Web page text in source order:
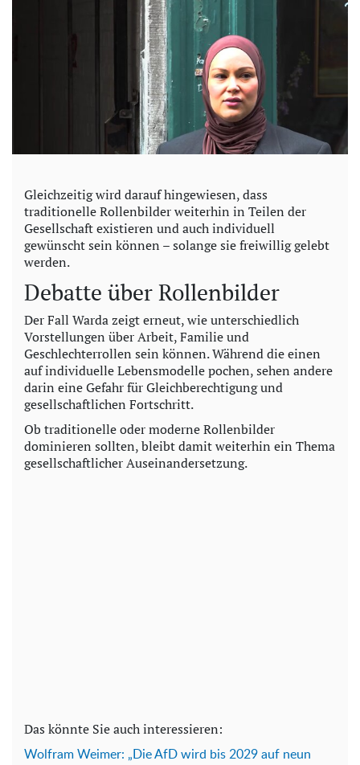
Gleichzeitig wird darauf hingewiesen, dass
traditionelle Rollenbilder weiterhin in Teilen der
Gesellschaft existieren und auch individuell
gewünscht sein können – solange sie freiwillig gelebt
werden.
Debatte über Rollenbilder
Der Fall Warda zeigt erneut, wie unterschiedlich
Vorstellungen über Arbeit, Familie und
Geschlechterrollen sein können. Während die einen
auf individuelle Lebensmodelle pochen, sehen andere
darin eine Gefahr für Gleichberechtigung und
gesellschaftlichen Fortschritt.
Ob traditionelle oder moderne Rollenbilder
dominieren sollten, bleibt damit weiterhin ein Thema
gesellschaftlicher Auseinandersetzung.
Das könnte Sie auch interessieren:
Wolfram Weimer: „Die AfD wird bis 2029 auf neun